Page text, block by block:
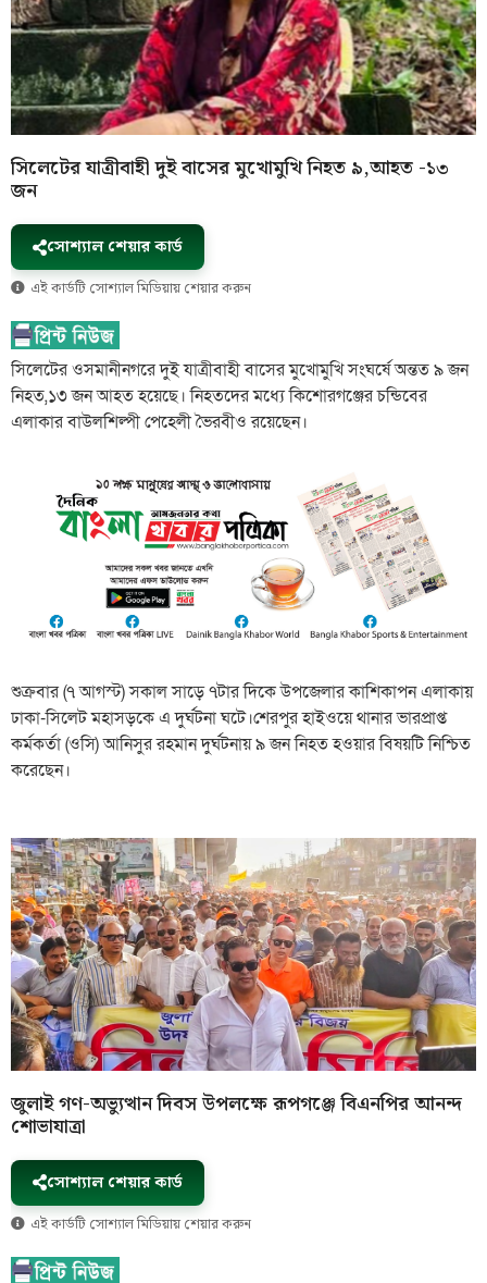
সিলেটের যাত্রীবাহী দুই বাসের মুখোমুখি নিহত ৯,আহত -১৩
জন
সোশ্যাল শেয়ার কার্ড
এই কার্ডটি সোশ্যাল মিডিয়ায় শেয়ার করুন
সিলেটের ওসমানীনগরে দুই যাত্রীবাহী বাসের মুখোমুখি সংঘর্ষে অন্তত ৯ জন
নিহত,১৩ জন আহত হয়েছে। নিহতদের মধ্যে কিশোরগঞ্জের চন্ডিবের
এলাকার বাউলশিল্পী পেহেলী ভৈরবীও রয়েছেন।
শুক্রবার (৭ আগস্ট) সকাল সাড়ে ৭টার দিকে উপজেলার কাশিকাপন এলাকায়
ঢাকা-সিলেট মহাসড়কে এ দুর্ঘটনা ঘটে।শেরপুর হাইওয়ে থানার ভারপ্রাপ্ত
কর্মকর্তা (ওসি) আনিসুর রহমান দুর্ঘটনায় ৯ জন নিহত হওয়ার বিষয়টি নিশ্চিত
করেছেন।
জুলাই গণ-অভ্যুত্থান দিবস উপলক্ষে রূপগঞ্জে বিএনপির আনন্দ
শোভাযাত্রা
সোশ্যাল শেয়ার কার্ড
এই কার্ডটি সোশ্যাল মিডিয়ায় শেয়ার করুন